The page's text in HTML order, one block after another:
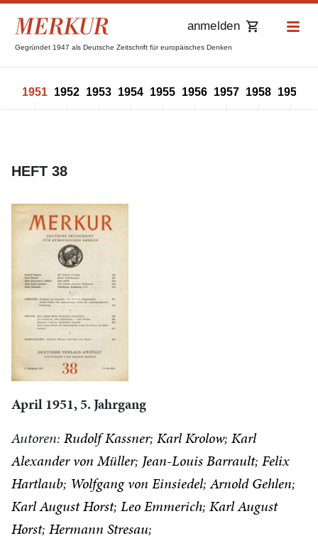
Gegründet 1947 als Deutsche Zeitschrift für europäisches Denken
anmelden
1951 1952 1953 1954 1955 1956 1957 1958 1959
HEFT 38
April 1951, 5. Jahrgang
Autoren: Rudolf Kassner Karl Krolow Karl
Alexander von Müller Jean-Louis Barrault Felix
Hartlaub Wolfgang von Einsiedel Arnold Gehlen
Karl August Horst Leo Emmerich Karl August
Horst Hermann Stresau